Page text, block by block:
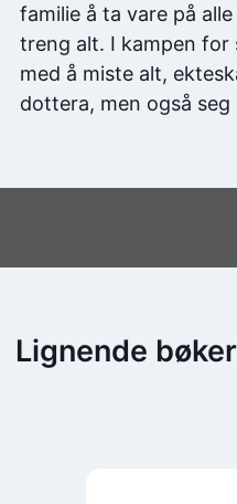
familie å ta vare på
treng alt. I kampen for
med å miste alt,
dottera, men også seg
Lignende